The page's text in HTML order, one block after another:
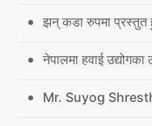
झन् कडा रुपमा प्रस्तुत
नेपालमा हवाई
Mr. Suyog